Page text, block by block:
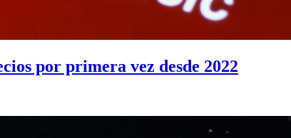
por primera vez desde 2022